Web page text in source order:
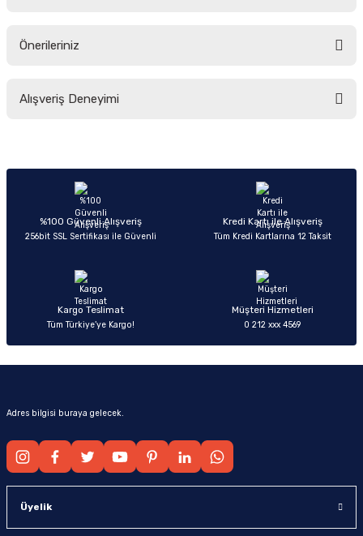
Önerileriniz
yetersiz gördüğünüz noktaları öneri formunu kullanarak tarafımıza
Ürün açıklamasında eksik bilgiler bulunuyor.
Ürün bilgilerinde hatalar bulunuyor.
Ürün fiyatı diğer sitelerden daha pahalı.
Alışveriş Deneyimi
Sitemize ilk yorumu siz yapın!
%100 Güvenli Alışveriş
256bit SSL Sertifikası ile Güvenli
Kredi Kartı ile Alışveriş
Tüm Kredi Kartlarına 12 Taksit
Kargo Teslimat
Tüm Türkiye’ye Kargo!
Müşteri Hizmetleri
0 212 xxx 4569
Adres bilgisi buraya gelecek.
Üyelik